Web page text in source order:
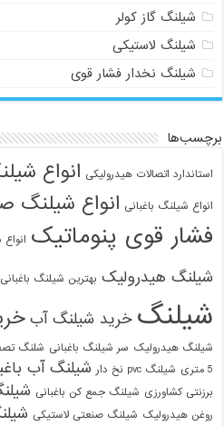
شیلنگ گاز کولر
شیلنگ لاستیکی
شیلنگ نخدار فشار قوی
برچسب‌ها
استاندارد اتصالات هیدرولیکی انواع
انواع شیلنگ باغبانی انواع شیلنگ
فشار قوی پنوماتیک
شیلنگ هیدرولیک بهترین شیلنگ باغبانی
شیلنگ خرید شیلنگ آب
شیلنگ هیدرولیک سر شیلنگ باغبانی شلنگ
5 متری
شیلنگ pvc نخ دار شیلنگ آب
برزنتی کشاورزی شیلنگ جمع کن باغبانی
روغن هیدرولیک شیلنگ صنعتی لاستیکی